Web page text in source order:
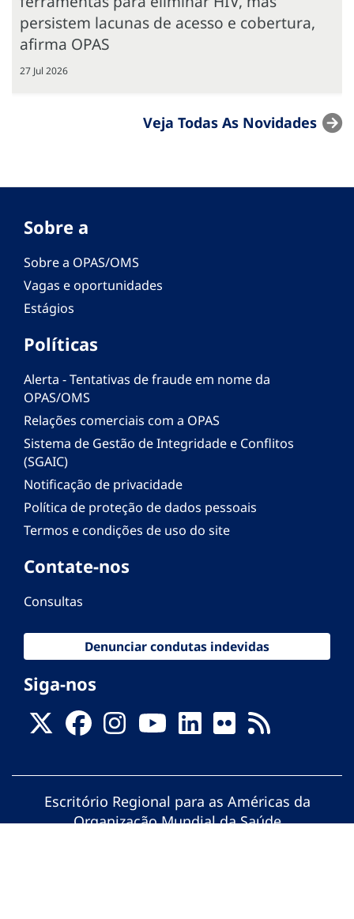
persistem lacunas de acesso e cobertura,
afirma OPAS
27 Jul 2026
Veja Todas As Novidades
Sobre a
Sobre a OPAS/OMS
Vagas e oportunidades
Estágios
Políticas
Alerta - Tentativas de fraude em nome da
OPAS/OMS
Relações comerciais com a OPAS
Sistema de Gestão de Integridade e Conflitos
(SGAIC)
Notificação de privacidade
Política de proteção de dados pessoais
Termos e condições de uso do site
Contate-nos
Consultas
Denunciar condutas indevidas
Siga-nos
Escritório Regional para as Américas da
Organização Mundial da Saúde